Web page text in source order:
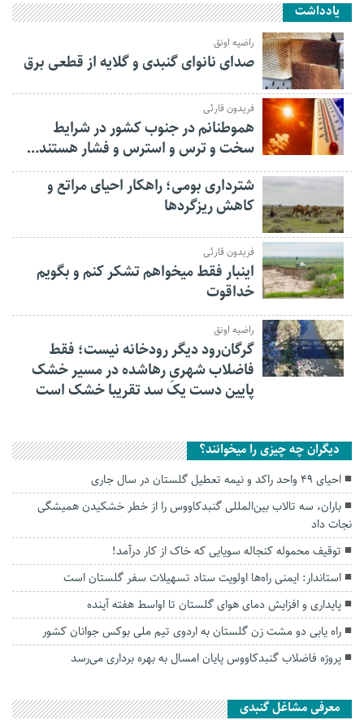
یادداشت
راضیه اونق
صدای نانوای گنبدی و گلایه از قطعی برق
فریدون قارئی
هموطنانم در جنوب کشور در شرایط
سخت و ترس و استرس و فشار هستند…
شترداری بومی؛ راهکار احیای مراتع و
کاهش ریزگردها
فریدون قارئی
اینبار فقط میخواهم تشکر کنم و بگویم
خداقوت
راضیه اونق
گرگان‌رود دیگر رودخانه نیست؛ فقط
فاضلاب شهریِ رهاشده در مسیر خشک
پایین دست یک سد تقریبا خشک است
دیگران چه چیزی را میخوانند؟
احیای ۴۹ واحد راکد و نیمه تعطیل گلستان در سال جاری
باران، سه تالاب بین‌المللی گنبدکاووس را از خطر خشکیدن همیشگی
نجات داد
توقیف محموله کنجاله سویایی که خاک از کار درآمد!
استاندار: ایمنی راه‌ها اولویت ستاد تسهیلات سفر گلستان است
پایداری و افزایش دمای هوای گلستان تا اواسط هفته آینده
راه یابی دو مشت زن گلستان به اردوی تیم ملی بوکس جوانان کشور
پروژه فاضلاب گنبدکاووس پایان امسال به بهره برداری می‌رسد
معرفی مشاغل گنبدی